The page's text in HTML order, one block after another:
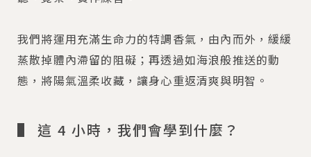
我們將運用充滿生命力的特調香氣，由內而外，緩緩
蒸散掉體內滯留的阻礙；再透過如海浪般推送的動
態，將陽氣溫柔收藏，讓身心重返清爽與明智。
▌ 這 4 小時，我們會學到什麼？